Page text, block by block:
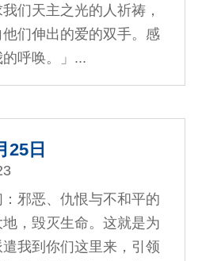
们天主之光的人祈祷，
们伸出的爱的双手。感
呼唤。」...
25日
邪恶、仇恨与不和平的
，毁灭生命。这就是为
我到你们这里来，引领